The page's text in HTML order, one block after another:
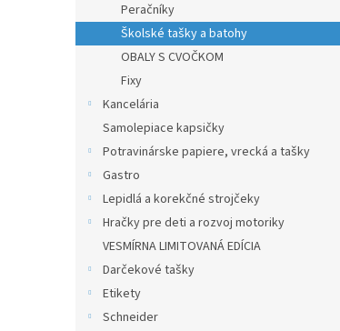
Peračníky
Školské tašky a batohy
OBALY S CVOČKOM
Fixy
Kancelária
Samolepiace kapsičky
Potravinárske papiere, vrecká a tašky
Gastro
Lepidlá a korekčné strojčeky
Hračky pre deti a rozvoj motoriky
VESMÍRNA LIMITOVANÁ EDÍCIA
Darčekové tašky
Etikety
Schneider